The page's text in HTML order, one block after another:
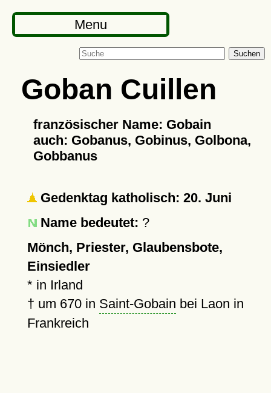
Menu
Suchen
Goban Cuillen
französischer Name: Gobain
auch: Gobanus, Gobinus, Golbona,
Gobbanus
Gedenktag katholisch: 20. Juni
Name bedeutet: ?
Mönch, Priester, Glaubensbote,
Einsiedler
* in Irland
† um 670in Saint-Gobain bei Laon in
Frankreich